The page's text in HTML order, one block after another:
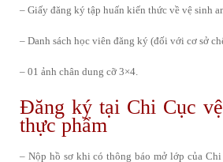
– Giấy đăng ký tập huấn kiến thức về vệ sinh
– Danh sách học viên đăng ký (đối với cơ sở
– 01 ảnh chân dung cỡ 3×4.
Đăng ký tại Chi Cục
thực phẩm
– Nộp hồ sơ khi có thông báo mở lớp của